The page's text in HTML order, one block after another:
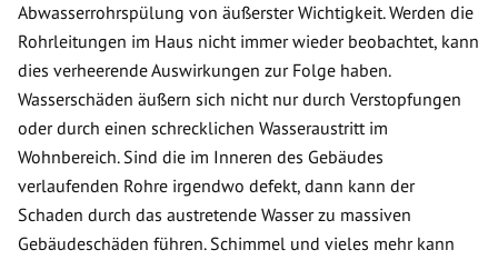
Abwasserrohrspülung von äußerster Wichtigkeit. Werden die
Rohrleitungen im Haus nicht immer wieder beobachtet, kann
dies verheerende Auswirkungen zur Folge haben.
Wasserschäden äußern sich nicht nur durch Verstopfungen
oder durch einen schrecklichen Wasseraustritt im
Wohnbereich. Sind die im Inneren des Gebäudes
verlaufenden Rohre irgendwo defekt, dann kann der
Schaden durch das austretende Wasser zu massiven
Gebäudeschäden führen. Schimmel und vieles mehr kann